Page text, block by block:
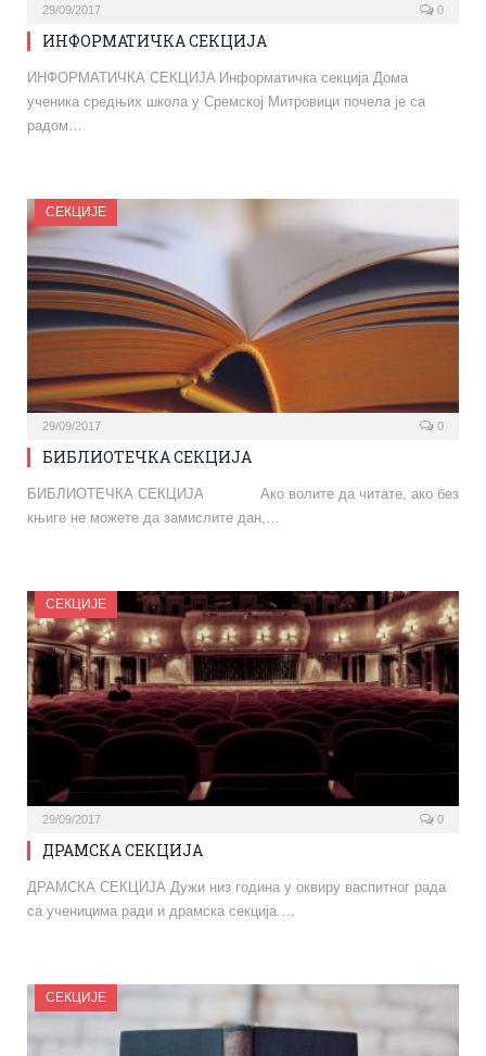
29/09/2017 0
ИНФОРМАТИЧКА СЕКЦИЈА
ИНФОРМАТИЧКА СЕКЦИЈA Информатичка секција Дома
ученика средњих школа у Сремској Митровици почела је са
радом…
СЕКЦИЈЕ
29/09/2017 0
БИБЛИОТЕЧКА СЕКЦИЈА
БИБЛИОТЕЧКА СЕКЦИЈА Ако волите да читате, ако без
књиге не можете да замислите дан,…
СЕКЦИЈЕ
29/09/2017 0
ДРАМСКА СЕКЦИЈА
ДРАМСКА СЕКЦИЈА Дужи низ година у оквиру васпитног рада
са ученицима ради и драмска секција.…
СЕКЦИЈЕ